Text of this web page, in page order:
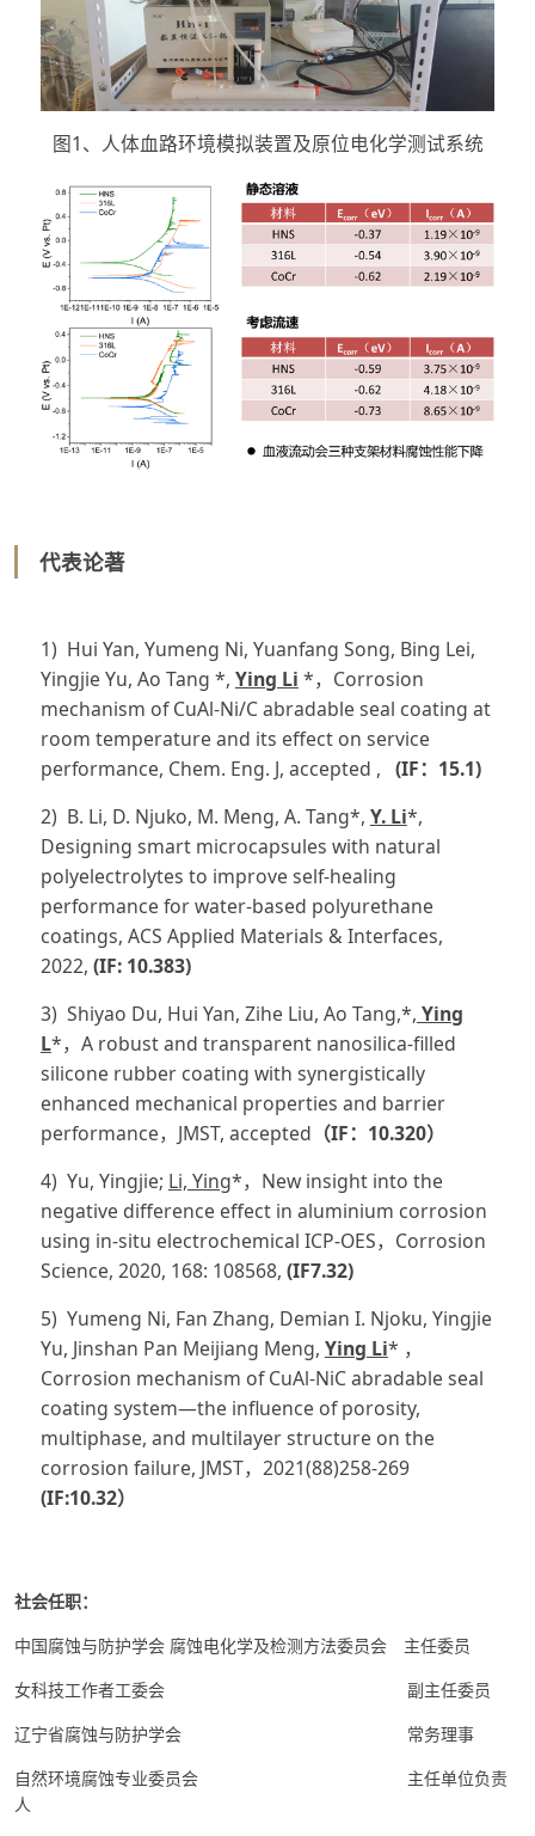
图1、人体血路环境模拟装置及原位电化学测试系统
代表论著
1) Hui Yan, Yumeng Ni, Yuanfang Song, Bing Lei,
Yingjie Yu, Ao Tang *, Ying Li *，Corrosion
mechanism of CuAl-Ni/C abradable seal coating at
room temperature and its effect on service
performance, Chem. Eng. J, accepted , (IF：15.1)
2) B. Li, D. Njuko, M. Meng, A. Tang*, Y. Li*,
Designing smart microcapsules with natural
polyelectrolytes to improve self-healing
performance for water-based polyurethane
coatings, ACS Applied Materials & Interfaces,
2022, (IF: 10.383)
3) Shiyao Du, Hui Yan, Zihe Liu, Ao Tang,*, Ying
L*，A robust and transparent nanosilica-filled
silicone rubber coating with synergistically
enhanced mechanical properties and barrier
performance，JMST, accepted （IF：10.320）
4) Yu, Yingjie; Li, Ying*，New insight into the
negative difference effect in aluminium corrosion
using in-situ electrochemical ICP-OES，Corrosion
Science, 2020, 168: 108568, (IF7.32)
5) Yumeng Ni, Fan Zhang, Demian I. Njoku, Yingjie
Yu, Jinshan Pan Meijiang Meng, Ying Li* ，
Corrosion mechanism of CuAl-NiC abradable seal
coating system—the influence of porosity,
multiphase, and multilayer structure on the
corrosion failure, JMST，2021(88)258-269
(IF:10.32）
社会任职：
中国腐蚀与防护学会 腐蚀电化学及检测方法委员会 主任委员
女科技工作者工委会 副主任委员
辽宁省腐蚀与防护学会 常务理事
自然环境腐蚀专业委员会 主任单位负责
人